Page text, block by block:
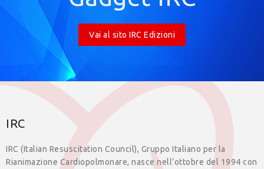
Vai al sito IRC Edizioni
IRC
IRC (Italian Resuscitation Council), Gruppo Italiano per la
Rianimazione Cardiopolmonare, nasce nell’ottobre del 1994 con